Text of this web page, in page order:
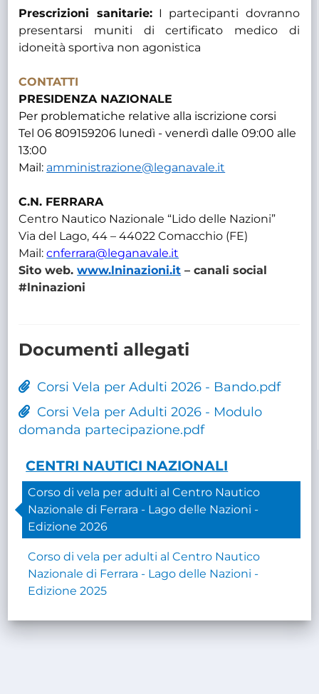
Prescrizioni sanitarie:I partecipanti dovranno
presentarsi muniti di certificato medico di
idoneità sportiva non agonistica
CONTATTI
PRESIDENZA NAZIONALE
Per problematiche relative alla iscrizione corsi
Tel 06 809159206 lunedì - venerdì dalle 09:00 alle
13:00
Mail: amministrazione@leganavale.it
C.N. FERRARA
Centro Nautico Nazionale “Lido delle Nazioni”
Via del Lago, 44 – 44022 Comacchio (FE)
Mail:cnferrara@leganavale.it
Sito web.www.lninazioni.it – canali social
#lninazioni
Documenti allegati
Corsi Vela per Adulti 2026 - Bando.pdf
Corsi Vela per Adulti 2026 - Modulo
domanda partecipazione.pdf
CENTRI NAUTICI NAZIONALI
Corso di vela per adulti al Centro Nautico
Nazionale di Ferrara - Lago delle Nazioni -
Edizione 2026
Corso di vela per adulti al Centro Nautico
Nazionale di Ferrara - Lago delle Nazioni -
Edizione 2025